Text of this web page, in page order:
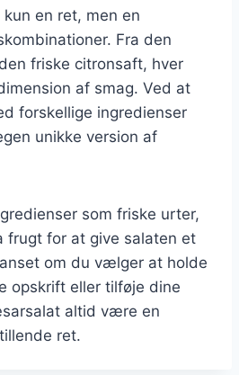
en ret, men en
Fra den
friske citronsaft, hver
af smag. Ved at
forskellige ingredienser
unikke version af
som friske urter,
frugt for at give salaten et
om du vælger at holde
opskrift eller tilføje dine
altid være en
ret.